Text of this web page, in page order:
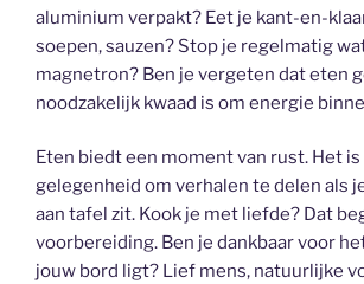
aluminium verpakt? Eet je kant-en-
soepen, sauzen? Stop je regelmatig
magnetron? Ben je vergeten dat eten
noodzakelijk kwaad is om energie
Eten biedt een moment van rust. Het is
gelegenheid om verhalen te delen als
aan tafel zit. Kook je met liefde? Dat
voorbereiding. Ben je dankbaar voor
jouw bord ligt? Lief mens, natuurlijke